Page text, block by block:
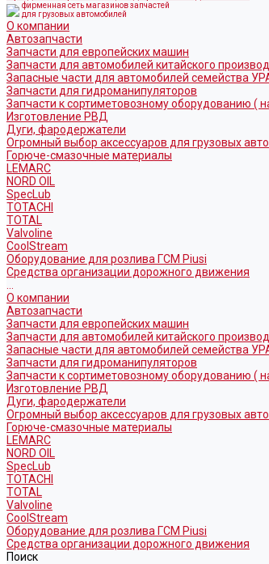
фирменная сеть магазинов запчастей
для грузовых автомобилей
О компании
Автозапчасти
Запчасти для европейских машин
Запчасти для автомобилей китайского
Запасные части для автомобилей семейства
Запчасти для гидроманипуляторов
Запчасти к сортиметовозному оборудованию
Изготовление РВД
Дуги, фародержатели
Огромный выбор аксессуаров для грузовых
Горюче-смазочные материалы
LEMARC
NORD OIL
SpecLub
TOTACHI
TOTAL
Valvoline
CoolStream
Оборудование для розлива ГСМ Piusi
Средства организации дорожного движения
О компании
Автозапчасти
Запчасти для европейских машин
Запчасти для автомобилей китайского
Запасные части для автомобилей семейства
Запчасти для гидроманипуляторов
Запчасти к сортиметовозному оборудованию
Изготовление РВД
Дуги, фародержатели
Огромный выбор аксессуаров для грузовых
Горюче-смазочные материалы
LEMARC
NORD OIL
SpecLub
TOTACHI
TOTAL
Valvoline
CoolStream
Оборудование для розлива ГСМ Piusi
Средства организации дорожного движения
Поиск